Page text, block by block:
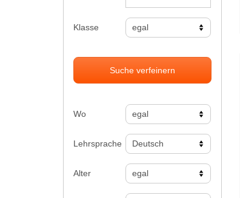
Klasse
Suche verfeinern
Wo
Lehrsprache
Alter